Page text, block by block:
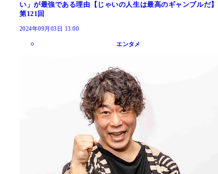
い」が最強である理由【じゃいの人生は最高のギャンブルだ】
第121回
2024年09月03日 13:00
エンタメ